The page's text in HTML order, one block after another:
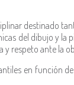
destinado
del dibujo y la
respeto ante la
en función